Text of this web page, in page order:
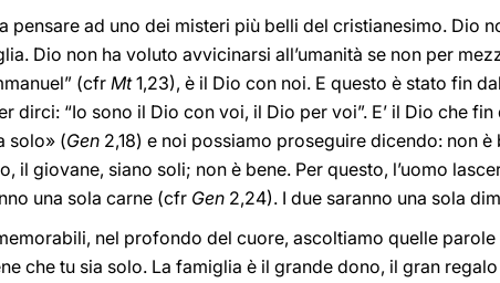
pensare ad uno dei misteri più belli del cristianesimo. Dio
Dio non ha voluto avvicinarsi all’umanità se non per
(cfr Mt1,23), è il Dio con noi. E questo è stato fin
dirci: “Io sono il Dio con voi, il Dio per voi”. E’ il Dio che
solo» (Gen 2,18) e noi possiamo proseguire dicendo: non
il giovane, siano soli; non è bene. Per questo, l’uomo
una sola carne (cfr Gen 2,24). I due saranno una sola
nel profondo del cuore, ascoltiamo quelle
che tu sia solo. La famiglia è il grande dono, il gran